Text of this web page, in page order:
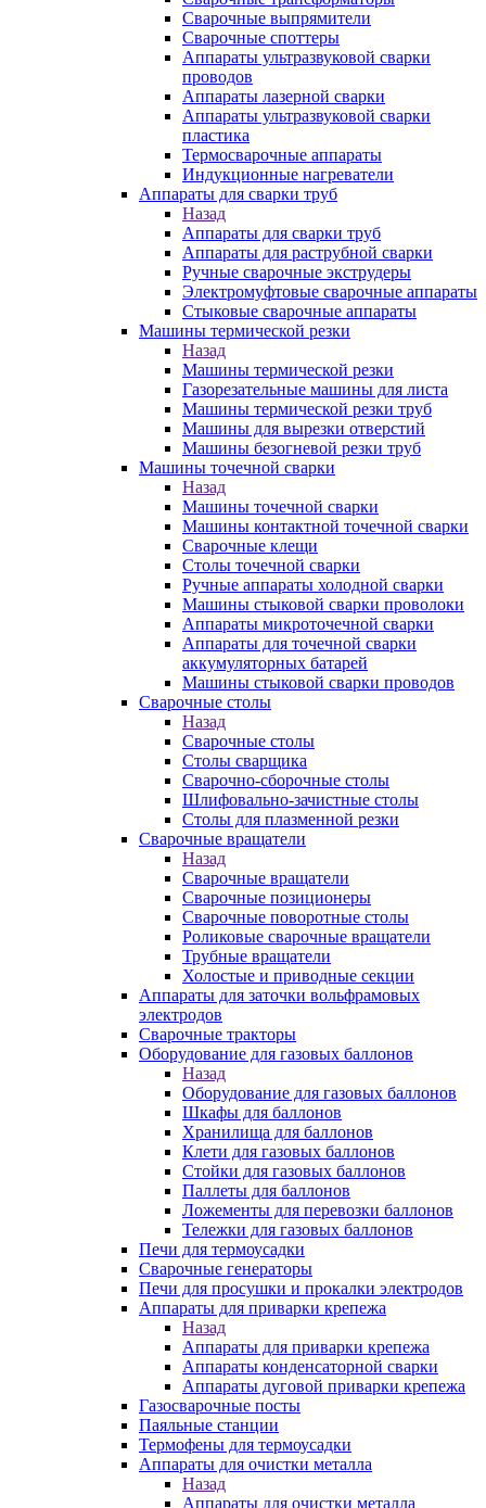
Сварочные выпрямители
Сварочные споттеры
Аппараты ультразвуковой сварки
проводов
Аппараты лазерной сварки
Аппараты ультразвуковой сварки
пластика
Термосварочные аппараты
Индукционные нагреватели
Аппараты для сварки труб
Назад
Аппараты для сварки труб
Аппараты для раструбной сварки
Ручные сварочные экструдеры
Электромуфтовые сварочные аппараты
Стыковые сварочные аппараты
Машины термической резки
Назад
Машины термической резки
Газорезательные машины для листа
Машины термической резки труб
Машины для вырезки отверстий
Машины безогневой резки труб
Машины точечной сварки
Назад
Машины точечной сварки
Машины контактной точечной сварки
Сварочные клещи
Столы точечной сварки
Ручные аппараты холодной сварки
Машины стыковой сварки проволоки
Аппараты микроточечной сварки
Аппараты для точечной сварки
аккумуляторных батарей
Машины стыковой сварки проводов
Сварочные столы
Назад
Сварочные столы
Столы сварщика
Сварочно-сборочные столы
Шлифовально-зачистные столы
Столы для плазменной резки
Сварочные вращатели
Назад
Сварочные вращатели
Сварочные позиционеры
Сварочные поворотные столы
Роликовые сварочные вращатели
Трубные вращатели
Холостые и приводные секции
Аппараты для заточки вольфрамовых
электродов
Сварочные тракторы
Оборудование для газовых баллонов
Назад
Оборудование для газовых баллонов
Шкафы для баллонов
Хранилища для баллонов
Клети для газовых баллонов
Стойки для газовых баллонов
Паллеты для баллонов
Ложементы для перевозки баллонов
Тележки для газовых баллонов
Печи для термоусадки
Сварочные генераторы
Печи для просушки и прокалки электродов
Аппараты для приварки крепежа
Назад
Аппараты для приварки крепежа
Аппараты конденсаторной сварки
Аппараты дуговой приварки крепежа
Газосварочные посты
Паяльные станции
Термофены для термоусадки
Аппараты для очистки металла
Назад
Аппараты для очистки металла